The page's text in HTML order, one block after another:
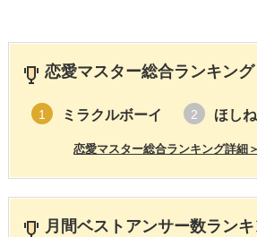
恋愛マスター総合ランキング
1 ミラクルボーイ 2 ほし
恋愛マスター総合ランキング詳細
月間ベストアンサー数ランキ